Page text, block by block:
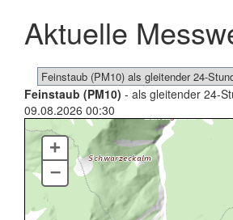
Aktuelle
Feinstaub (PM10) - als gleitender 24-
09.08.2026 00:30
+
–